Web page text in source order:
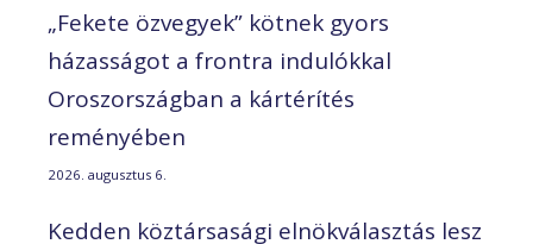
„Fekete özvegyek” kötnek gyors
házasságot a frontra indulókkal
Oroszországban a kártérítés
reményében
2026. augusztus 6.
Kedden köztársasági elnökválasztás lesz